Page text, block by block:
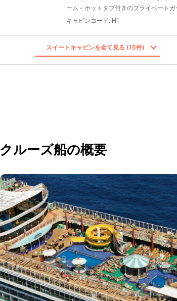
ーム - ホットタブ付きのプライベートガ
キャビンコード: H1
スイートキャビンを全て見る (15件)
クルーズ船の概要